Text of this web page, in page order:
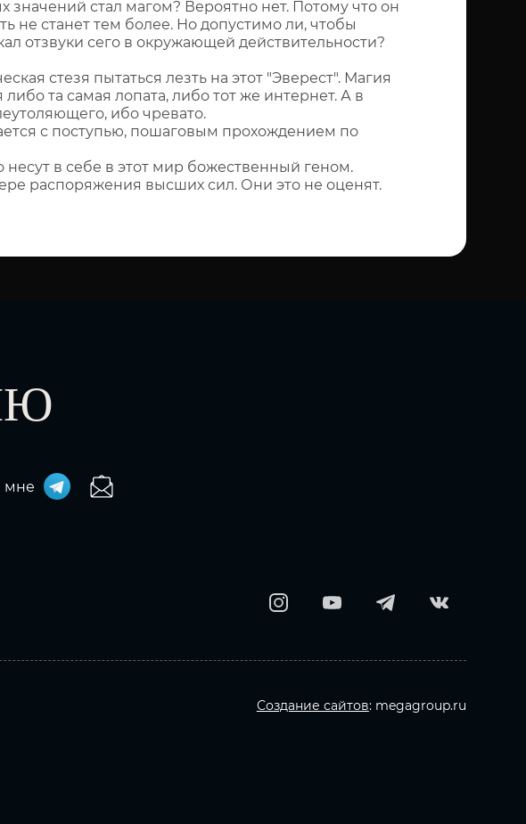
стал магом? Вероятно нет. Потому что он
не станет тем более. Но допустимо ли, чтобы
отзвуки сего в окружающей действительности?
стезя пытаться лезть на этот "Эверест". Магия
та самая лопата, либо тот же интернет. А в
ибо чревато.
с поступью, пошаговым прохождением по
в себе в этот мир божественный геном.
распоряжения высших сил. Они это не оценят.
мне
Создание сайтов: megagroup.ru